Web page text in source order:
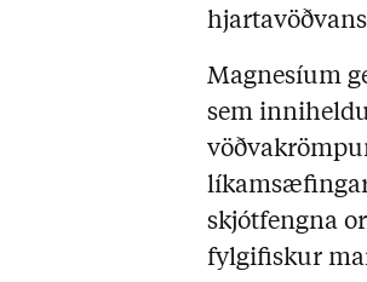
Magnesíum
sem
skjótfengna
fylgifiskur